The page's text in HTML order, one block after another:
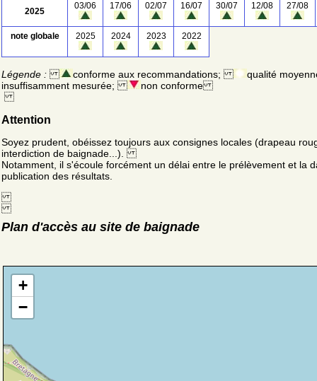
2025
03/06 17/06 02/07 16/07 30/07 12/08 27/08
note globale 2025 2024 2023 2022
Légende : conforme aux recommandations;
qualité
insuffisamment mesurée;
non conforme
Attention
Soyez prudent, obéissez toujours aux consignes locales (drapeau
interdiction de baignade...).
Notamment, il s'écoule forcément un délai entre le prélèvement et la
publication des résultats.
Plan d'accès au site de baignade
+
−